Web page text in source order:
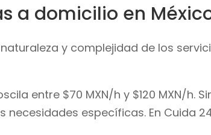
a domicilio en
y complejidad de los
entre $70 MXN/h y $120 MXN/h.
específicas. En Cuida